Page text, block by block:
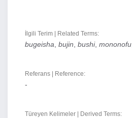
İlgili Terim | Related Terms:
bugeisha bujin bushi, mononofu
Referans | Reference:
-
Türeyen Kelimeler | Derived Terms: